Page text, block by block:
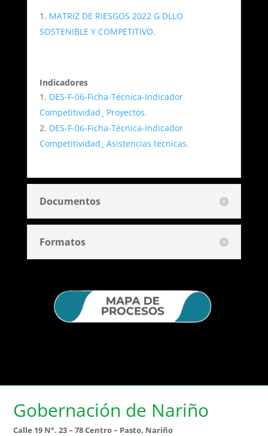
MATRIZ DE RIESGOS 2022 G DLLO
SOSTENIBLE Y COMPETITIVO.
Indicadores
DES-F-06-Ficha-Técnica-Indicador
Competitividad_ Proyectos.
DES-F-06-Ficha-Técnica-Indicador
Competitividad_ Asistencias tecnicas.
Documentos
Formatos
Gobernación de Nariño
Calle 19 N°. 23 – 78 Centro – Pasto, Nariño